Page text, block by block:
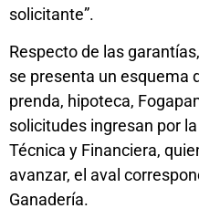
solicitante”.
Respecto de las
se presenta un esquema
prenda, hipoteca,
solicitudes ingresan por
Técnica y Financiera,
avanzar, el aval
Ganadería.